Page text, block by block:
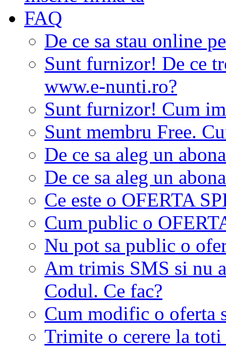
FAQ
De ce sa stau online
Sunt furnizor! De ce
www.e-nunti.ro?
Sunt furnizor! Cum
Sunt membru Free.
De ce sa aleg un
De ce sa aleg un
Ce este o OFERTA
Cum public o
Nu pot sa public o
Am trimis SMS si nu
Codul. Ce fac?
Cum modific o oferta
Trimite o cerere la